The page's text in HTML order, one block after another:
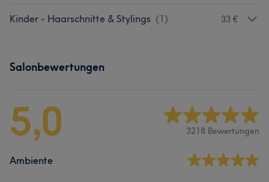
Kinder - Haarschnitte & Stylings (1) 33 €
Salonbewertungen
5,0 3218 Bewertungen
Ambiente